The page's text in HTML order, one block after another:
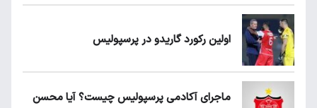
اولین رکورد گاریدو در پرسپولیس
ماجرای آکادمی پرسپولیس چیست؟ آیا محسن